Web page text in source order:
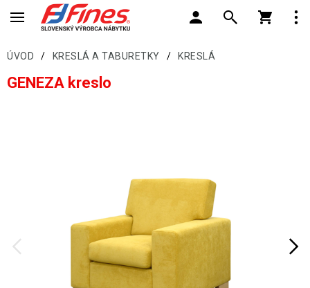
ÚVOD / KRESLÁ A TABURETKY / KRESLÁ
GENEZA kreslo